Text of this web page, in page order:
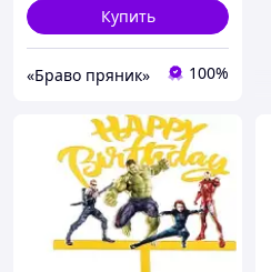
Купить
«Браво пряник» 100%